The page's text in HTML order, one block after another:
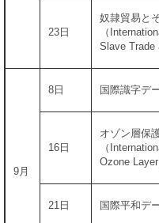
23日
奴隷貿易と
（
Slave Trade
9月
8日 国際識字デ
16日
オゾン層保
（
Ozone Layer
21日 国際平和デ